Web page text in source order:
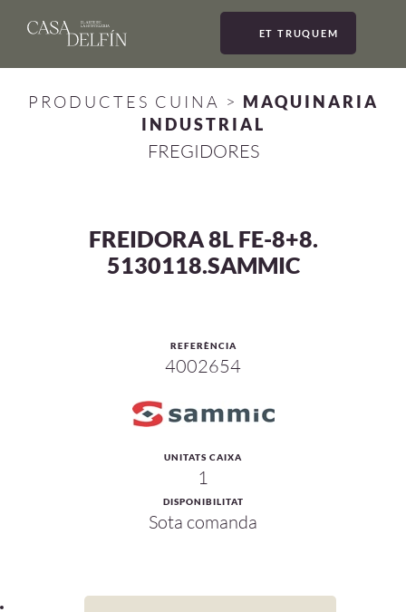
ET TRUQUEM
PRODUCTES CUINA > MAQUINARIA
INDUSTRIAL
FREGIDORES
FREIDORA 8L FE-8+8.
5130118.SAMMIC
REFERÈNCIA
4002654
UNITATS CAIXA
1
DISPONIBILITAT
Sota comanda